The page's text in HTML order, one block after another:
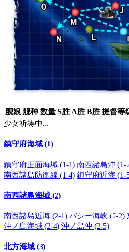
舰娘 舰种 数量 S胜 A胜 B胜 提督等
少女祈祷中...
鎮守府海域 (1)
鎮守府正面海域 (1-1) 南西諸島沖 (1-
南西諸島防衛線 (1-4) 鎮守府近海 (1-
南西諸島海域 (2)
南西諸島近海 (2-1) バシー海峡 (2-2)
沖ノ島海域 (2-4) 沖ノ島沖 (2-5)
北方海域 (3)